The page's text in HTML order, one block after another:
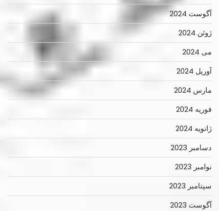
آگوست 2024
ژوئن 2024
می 2024
آوریل 2024
مارس 2024
فوریه 2024
ژانویه 2024
دسامبر 2023
نوامبر 2023
سپتامبر 2023
آگوست 2023